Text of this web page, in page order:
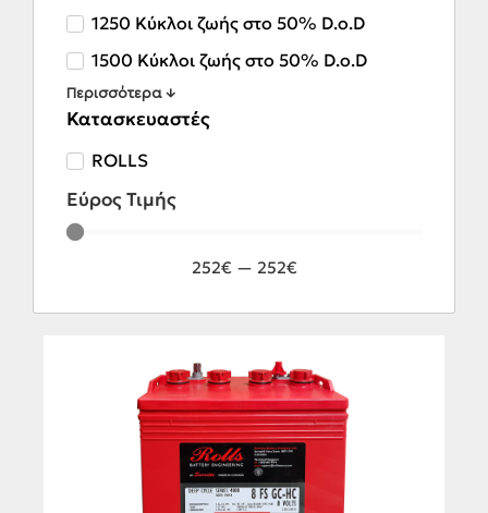
1250 Κύκλοι ζωής στο 50% D.o.D
1500 Κύκλοι ζωής στο 50% D.o.D
Περισσότερα ↓
Κατασκευαστές
ROLLS
Εύρος Τιμής
252€ — 252€